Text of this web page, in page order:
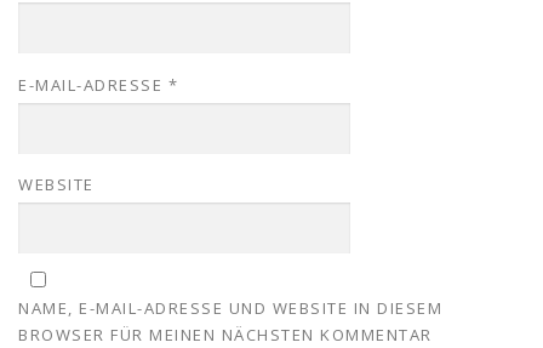
E-MAIL-ADRESSE *
WEBSITE
NAME, E-MAIL-ADRESSE UND WEBSITE IN DIESEM
BROWSER FÜR MEINEN NÄCHSTEN KOMMENTAR